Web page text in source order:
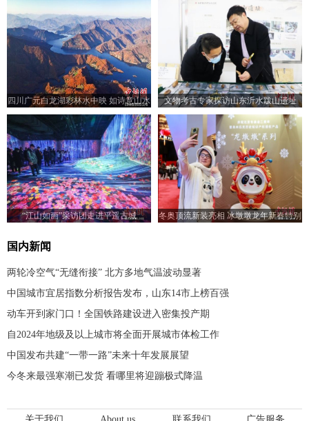
四川广元白龙湖彩林水中映 如诗意山水
画引人入胜
文物考古专家探访山东沂水跋山遗址
“江山如画”采访团走进平遥古城
冬奥顶流新装亮相 冰墩墩龙年新春特别
国内新闻
两轮冷空气“无缝衔接” 北方多地气温波动显著
中国城市宜居指数分析报告发布，山东14市上榜百强
动车开到家门口！全国铁路建设进入密集投产期
自2024年地级及以上城市将全面开展城市体检工作
中国发布共建“一带一路”未来十年发展展望
今冬来最强寒潮已发货 看哪里将迎蹦极式降温